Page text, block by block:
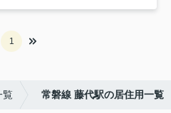
1
覧 常磐線 藤代駅の居住用一覧